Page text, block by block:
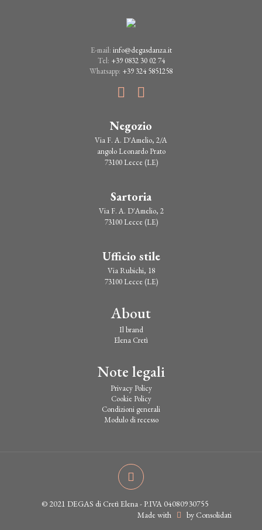
E-mail: info@degasdanza.it
Tel: +39 0832 30 02 74
Whatsapp: +39 324 5851258
Negozio
Via F. A. D'Amelio, 2/A
angolo Leonardo Prato
73100 Lecce (LE)
Sartoria
Via F. A. D'Amelio, 2
73100 Lecce (LE)
Ufficio stile
Via Rubichi, 18
73100 Lecce (LE)
About
Il brand
Elena Cretì
Note legali
Privacy Policy
Cookie Policy
Condizioni generali
Modulo di recesso
© 2021 DEGAS di Cretì Elena - P.IVA 04080930755
Made with
by Consolidati